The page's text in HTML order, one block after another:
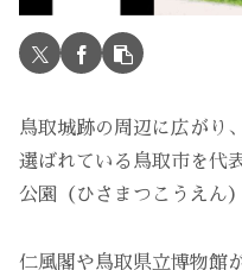
鳥取城跡の周辺に広がり
選ばれている鳥取市を代
公園（ひさまつこうえん
仁風閣や鳥取県立博物館